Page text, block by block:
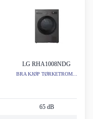
LG RHA1008NDG
BRA KJØP TØRKETROM...
65 dB